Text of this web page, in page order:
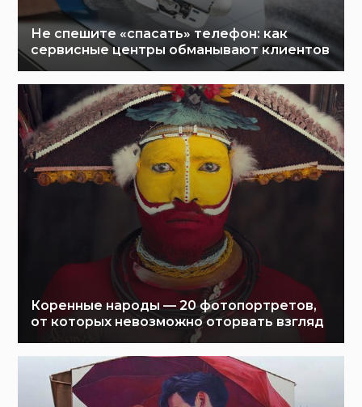
Не спешите «спасать» телефон: как
сервисные центры обманывают клиентов
Коренные народы — 20 фотопортретов,
от которых невозможно оторвать взгляд